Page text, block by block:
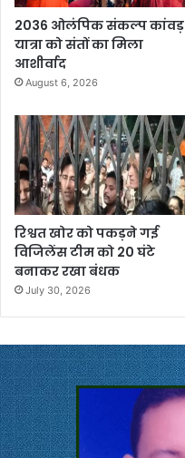
2036 ओलंपिक संकल्प कांवड़
यात्रा को संतों का मिला
आशीर्वाद
August 6, 2026
रिश्वत खोर को पकड़ने गई
विजिलेंस टीम को 20 घंटे
बनाकर रखा बंधक
July 30, 2026